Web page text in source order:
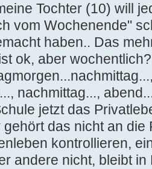
Tochter (10) will
vom Wochenende"
haben.. Das
ok, aber
nachmittag...,
jetzt das
das nicht an
kontrollieren,
andere nicht, bleibt